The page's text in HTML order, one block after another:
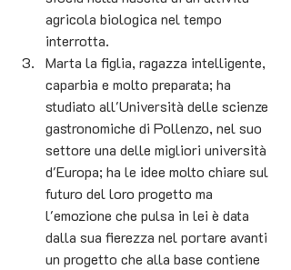
agricola biologica nel tempo
interrotta.
Marta la figlia, ragazza intelligente,
caparbia e molto preparata; ha
studiato all'Università delle scienze
gastronomiche di Pollenzo, nel suo
settore una delle migliori università
d'Europa; ha le idee molto chiare sul
futuro del loro progetto ma
l'emozione che pulsa in lei è data
dalla sua fierezza nel portare avanti
un progetto che alla base contiene